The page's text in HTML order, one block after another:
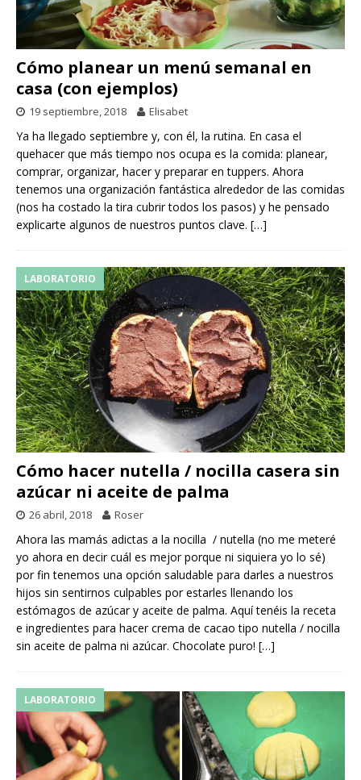
Cómo planear un menú semanal en
casa (con ejemplos)
19 septiembre, 2018 Elisabet
Ya ha llegado septiembre y, con él, la rutina. En casa el
quehacer que más tiempo nos ocupa es la comida: planear,
comprar, organizar, hacer y preparar en tuppers. Ahora
tenemos una organización fantástica alrededor de las comidas
(nos ha costado la tira cubrir todos los pasos) y he pensado
explicarte algunos de nuestros puntos clave. […]
LABORATORIO
Cómo hacer nutella / nocilla casera sin
azúcar ni aceite de palma
26 abril, 2018 Roser
Ahora las mamás adictas a la nocilla / nutella (no me meteré
yo ahora en decir cuál es mejor porque ni siquiera yo lo sé)
por fin tenemos una opción saludable para darles a nuestros
hijos sin sentirnos culpables por estarles llenando los
estómagos de azúcar y aceite de palma. Aquí tenéis la receta
e ingredientes para hacer crema de cacao tipo nutella / nocilla
sin aceite de palma ni azúcar. Chocolate puro! […]
LABORATORIO